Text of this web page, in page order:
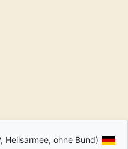
Heilsarmee, ohne Bund)